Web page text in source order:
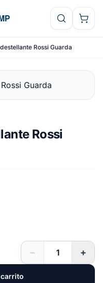
destellante Rossi Guarda
Rossi
− +